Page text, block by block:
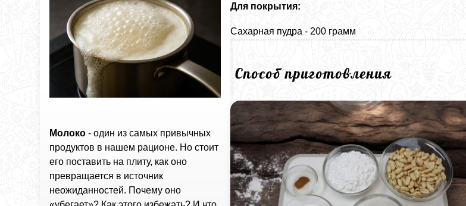
Молоко - один из самых привычных
продуктов в нашем рационе. Но стоит
его поставить на плиту, как оно
превращается в источник
неожиданностей. Почему оно
Для покрытия:
Сахарная пудра - 200 грамм
Способ приготовления